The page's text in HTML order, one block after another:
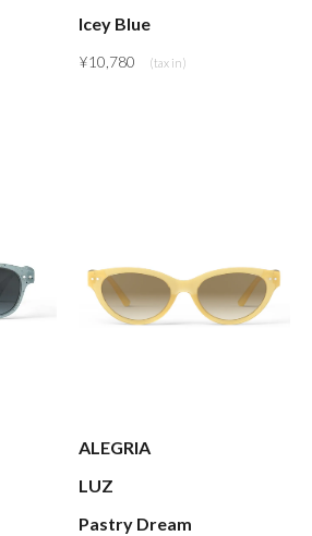
Icey Blue
¥10,780
ALEGRIA
LUZ
Pastry Dream